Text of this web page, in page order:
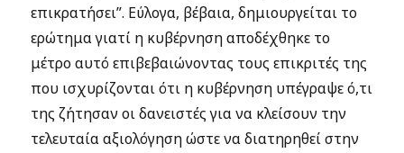
επικρατήσει”. Εύλογα, βέβαια, δημιουργείται το
ερώτημα γιατί η κυβέρνηση αποδέχθηκε το
μέτρο αυτό επιβεβαιώνοντας τους επικριτές της
που ισχυρίζονται ότι η κυβέρνηση υπέγραψε ό,τι
της ζήτησαν οι δανειστές για να κλείσουν την
τελευταία αξιολόγηση ώστε να διατηρηθεί στην